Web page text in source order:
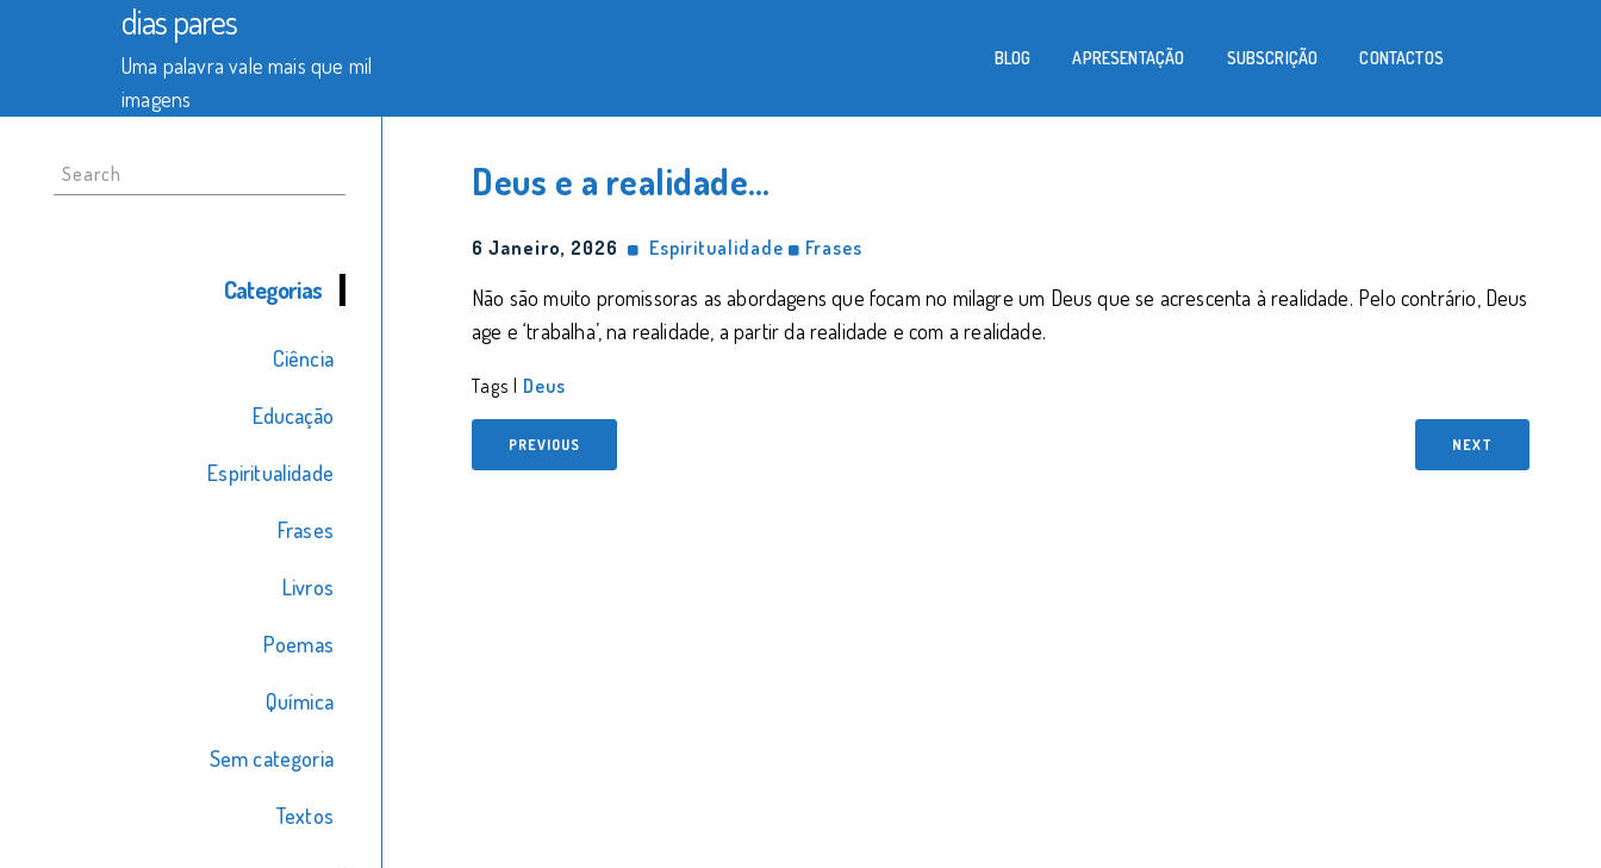
dias pares
Uma palavra vale mais que mil
imagens
BLOG APRESENTAÇÃO SUBSCRIÇÃO CONTACTOS
Search
for:
Categorias
Ciência
Educação
Espiritualidade
Frases
Livros
Poemas
Química
Sem categoria
Textos
Deus e a realidade…
6 Janeiro, 2026 Espiritualidade Frases
Não são muito promissoras as abordagens que focam no milagre um Deus que se acrescenta à realidade. Pelo contrário, Deus
age e ‘trabalha’, na realidade, a partir da realidade e com a realidade.
Tags | Deus
PREVIOUS NEXT